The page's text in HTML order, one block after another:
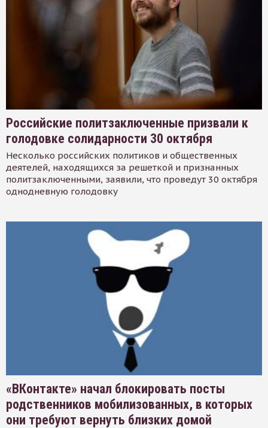
Российские политзаключенные призвали к
голодовке солидарности 30 октября
Несколько российских политиков и общественных
деятелей, находящихся за решеткой и признанных
политзаключенными, заявили, что проведут 30 октября
однодневную голодовку
«ВКонтакте» начал блокировать посты
родственников мобилизованных, в которых
они требуют вернуть близких домой